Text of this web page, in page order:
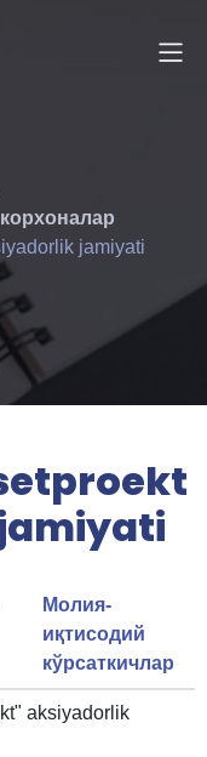
jamiyati
Молия-
иқтисодий
кўрсаткичлар
aksiyadorlik